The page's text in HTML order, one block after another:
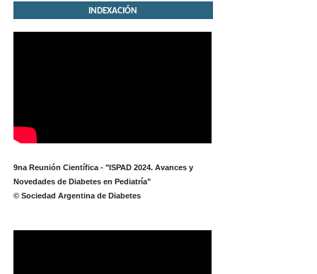
INDEXACIÓN
9na Reunión Científica - "ISPAD 2024. Avances y
Novedades de Diabetes en Pediatría"
© Sociedad Argentina de Diabetes